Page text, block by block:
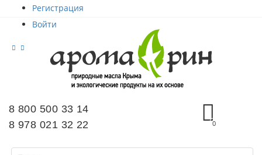
Регистрация
Войти
8 800 500 33 14
8 978 021 32 22
0